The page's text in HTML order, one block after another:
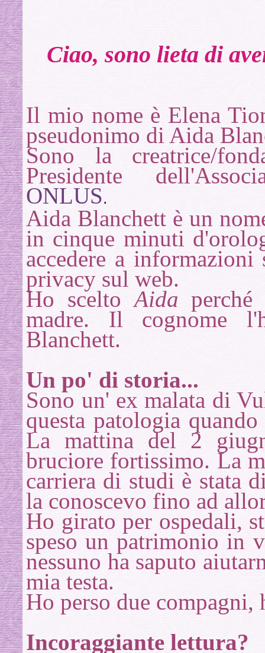
Ciao, sono lieta di
Il mio nome è Elena
pseudonimo di Aida
Sono la creatrice/
Presidente
ONLUS.
Aida Blanchett è un
in cinque minuti
accedere a
privacy sul web.
Ho sceltoAida
madre. Il cognome
Blanchett.
Un po' di storia...
Sono un' ex malata di
questa patologia
La mattina del 2
bruciore fortissimo. La
carriera di studi è stata
la conoscevo fino ad
Ho girato per ospedali,
speso un patrimonio in
nessuno ha saputo
mia testa.
Ho perso due
Incoraggiante lettura?